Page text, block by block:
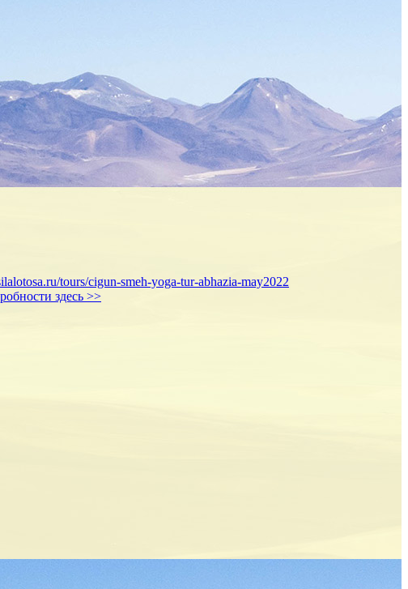
tours/cigun-smeh-yoga-tur-abhazia-may2022
здесь >>